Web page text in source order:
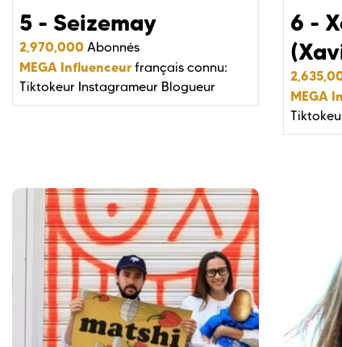
5 - Seizemay
2,970,000 Abonnés
MEGA Influenceur français connu:
Tiktokeur Instagrameur Blogueur
6 -
MEGA